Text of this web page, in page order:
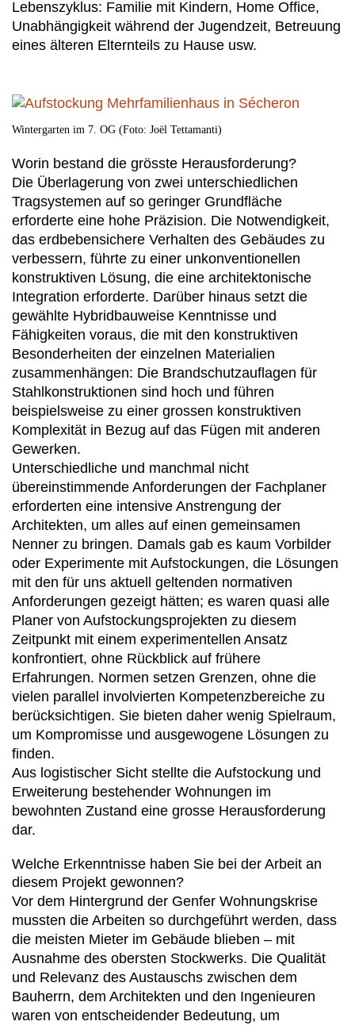
Lebenszyklus: Familie mit Kindern, Home Office,
Unabhängigkeit während der Jugendzeit, Betreuung
eines älteren Elternteils zu Hause usw.
Wintergarten im 7. OG (Foto: Joël Tettamanti)
Worin bestand die grösste Herausforderung?
Die Überlagerung von zwei unterschiedlichen
Tragsystemen auf so geringer Grundfläche
erforderte eine hohe Präzision. Die Notwendigkeit,
das erdbebensichere Verhalten des Gebäudes zu
verbessern, führte zu einer unkonventionellen
konstruktiven Lösung, die eine architektonische
Integration erforderte. Darüber hinaus setzt die
gewählte Hybridbauweise Kenntnisse und
Fähigkeiten voraus, die mit den konstruktiven
Besonderheiten der einzelnen Materialien
zusammenhängen: Die Brandschutzauflagen für
Stahlkonstruktionen sind hoch und führen
beispielsweise zu einer grossen konstruktiven
Komplexität in Bezug auf das Fügen mit anderen
Gewerken.
Unterschiedliche und manchmal nicht
übereinstimmende Anforderungen der Fachplaner
erforderten eine intensive Anstrengung der
Architekten, um alles auf einen gemeinsamen
Nenner zu bringen. Damals gab es kaum Vorbilder
oder Experimente mit Aufstockungen, die Lösungen
mit den für uns aktuell geltenden normativen
Anforderungen gezeigt hätten; es waren quasi alle
Planer von Aufstockungsprojekten zu diesem
Zeitpunkt mit einem experimentellen Ansatz
konfrontiert, ohne Rückblick auf frühere
Erfahrungen. Normen setzen Grenzen, ohne die
vielen parallel involvierten Kompetenzbereiche zu
berücksichtigen. Sie bieten daher wenig Spielraum,
um Kompromisse und ausgewogene Lösungen zu
finden.
Aus logistischer Sicht stellte die Aufstockung und
Erweiterung bestehender Wohnungen im
bewohnten Zustand eine grosse Herausforderung
dar.
Welche Erkenntnisse haben Sie bei der Arbeit an
diesem Projekt gewonnen?
Vor dem Hintergrund der Genfer Wohnungskrise
mussten die Arbeiten so durchgeführt werden, dass
die meisten Mieter im Gebäude blieben – mit
Ausnahme des obersten Stockwerks. Die Qualität
und Relevanz des Austauschs zwischen dem
Bauherrn, dem Architekten und den Ingenieuren
waren von entscheidender Bedeutung, um